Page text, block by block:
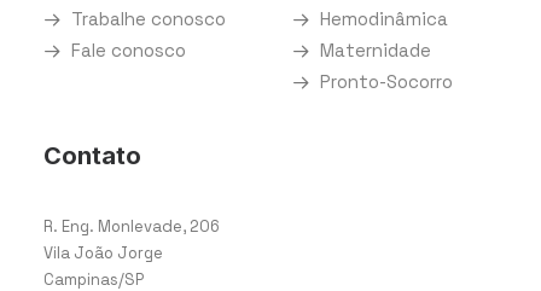
Trabalhe conosco
Fale conosco
Hemodinâmica
Maternidade
Pronto-Socorro
Contato
R. Eng. Monlevade, 206
Vila João Jorge
Campinas/SP